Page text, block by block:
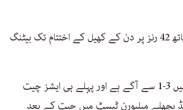
بیو ویبسٹر ان کے ساتھ 42 رنز پر دن کے کھیل کے اختتام تک بیٹنگ
آسٹریلیا اس سیریز میں 3-1 سے آگے ہے اور پہلے ہی ایشز چیت
پچھلے میلبورن ٹیسٹ میں جیت کے بعد